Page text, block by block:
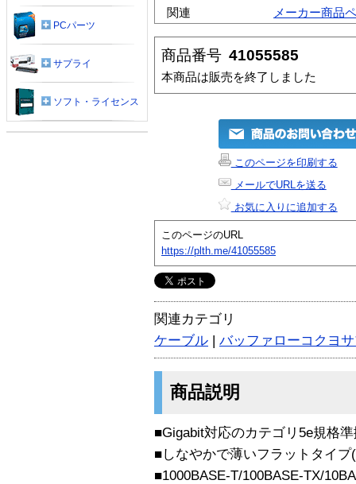
関連
メーカー商品
商品番号 41055585
本商品は販売を終了しました
このページを印刷する
メールでURLを送る
お気に入りに追加する
このページのURL
https://plth.me/41055585
関連カテゴリ
ケーブル | バッファローコクヨ
商品説明
■Gigabit対応のカテゴリ5e規格
■しなやかで薄いフラットタイプ
■1000BASE-T/100BASE-TX/
PCパーツ
サプライ
ソフト・ライセンス